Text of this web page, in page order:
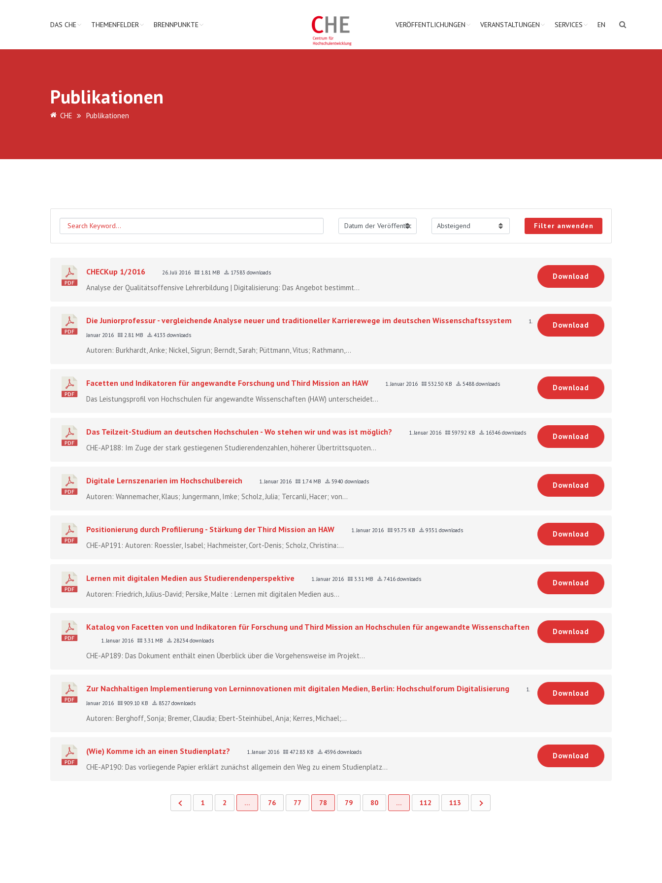
DAS CHE THEMENFELDER BRENNPUNKTE VERÖFFENTLICHUNGEN VERANSTALTUNGEN SERVICES EN
Publikationen
CHE Publikationen
Filter anwenden
CHECKup 1/2016 26. Juli 2016 1.81 MB 17583 downloads
Analyse der Qualitätsoffensive Lehrerbildung | Digitalisierung: Das Angebot bestimmt...
Download
Die Juniorprofessur - vergleichende Analyse neuer und traditioneller Karrierewege im deutschen Wissenschaftssystem
1.
Januar 2016
2.81 MB 4133 downloads
Autoren: Burkhardt, Anke; Nickel, Sigrun; Berndt, Sarah; Püttmann, Vitus; Rathmann,...
Download
Facetten und Indikatoren für angewandte Forschung und Third Mission an HAW 1. Januar 2016 532.50 KB 5488 downloads
Das Leistungsprofil von Hochschulen für angewandte Wissenschaften (HAW) unterscheidet...
Download
Das Teilzeit-Studium an deutschen Hochschulen - Wo stehen wir und was ist möglich? 1. Januar 2016 597.92 KB 16346 downloads
CHE-AP188: Im Zuge der stark gestiegenen Studierendenzahlen, höherer Übertrittsquoten...
Download
Digitale Lernszenarien im Hochschulbereich 1. Januar 2016 1.74 MB 5940 downloads
Autoren: Wannemacher, Klaus; Jungermann, Imke; Scholz, Julia; Tercanli, Hacer; von...
Download
Positionierung durch Profilierung - Stärkung der Third Mission an HAW 1. Januar 2016 93.75 KB 9351 downloads
CHE-AP191: Autoren: Roessler, Isabel; Hachmeister, Cort-Denis; Scholz, Christina:...
Download
Lernen mit digitalen Medien aus Studierendenperspektive 1. Januar 2016 3.31 MB 7416 downloads
Autoren: Friedrich, Julius-David; Persike, Malte : Lernen mit digitalen Medien aus...
Download
Katalog von Facetten von und Indikatoren für Forschung und Third Mission an Hochschulen für angewandte Wissenschaften
1. Januar 2016 3.31 MB 28234 downloads
CHE-AP189: Das Dokument enthält einen Überblick über die Vorgehensweise im Projekt...
Download
Zur Nachhaltigen Implementierung von Lerninnovationen mit digitalen Medien, Berlin: Hochschulforum Digitalisierung
1.
Januar 2016
909.10 KB 8527 downloads
Autoren: Berghoff, Sonja; Bremer, Claudia; Ebert-Steinhübel, Anja; Kerres, Michael;...
Download
(Wie) Komme ich an einen Studienplatz? 1. Januar 2016 472.83 KB 4596 downloads
CHE-AP190: Das vorliegende Papier erklärt zunächst allgemein den Weg zu einem Studienplatz...
Download
1 2 … 76 77 78 79 80 … 112 113